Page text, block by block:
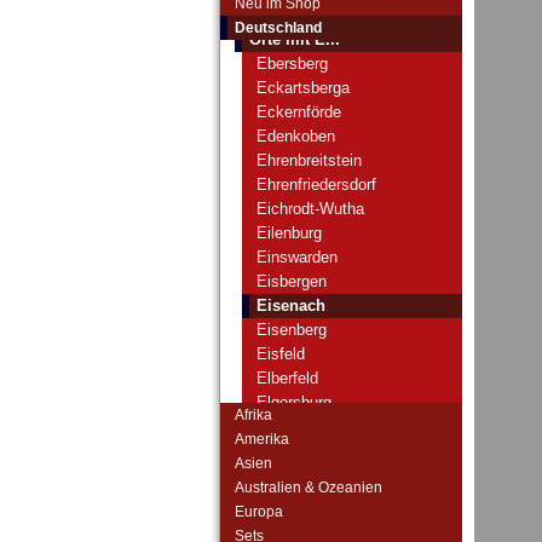
Deutschland
Orte mit D...
Orte mit E...
Ebersberg
Eckartsberga
Eckernförde
Edenkoben
Ehrenbreitstein
Ehrenfriedersdorf
Eichrodt-Wutha
Eilenburg
Einswarden
Eisbergen
Eisenach
Eisenberg
Eisfeld
Elberfeld
Elgersburg
Ems, Bad
Afrika
Amerika
Asien
Australien & Ozeanien
Europa
Sets